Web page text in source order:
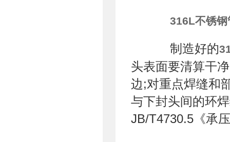
316L不锈钢
制造好的
头表面要清算干
边;对重点焊缝和
与下封头间的环
JB/T4730.5《承